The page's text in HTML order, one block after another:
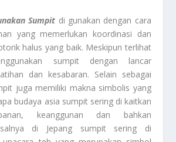
Sumpit di gunakan dengan cara
yang memerlukan koordinasi dan
halus yang baik. Meskipun terlihat
sumpit dengan lancar
dan kesabaran. Selain sebagai
juga memiliki makna simbolis yang
budaya asia sumpit sering di kaitkan
keanggunan dan bahkan
di Jepang sumpit sering di